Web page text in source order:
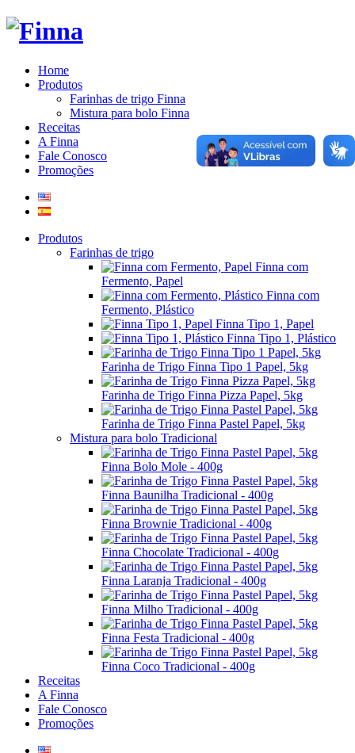
Home
Produtos
Farinhas de trigo Finna
Mistura para bolo Finna
Receitas
A Finna
Fale Conosco
Promoções
Produtos
Farinhas de trigo
Finna com
Fermento, Papel
Finna com
Fermento, Plástico
Finna Tipo 1, Papel
Finna Tipo 1, Plástico
Farinha de Trigo Finna Tipo 1 Papel, 5kg
Farinha de Trigo Finna Pizza Papel, 5kg
Farinha de Trigo Finna Pastel Papel, 5kg
Mistura para bolo Tradicional
Finna Bolo Mole - 400g
Finna Baunilha Tradicional - 400g
Finna Brownie Tradicional - 400g
Finna Chocolate Tradicional - 400g
Finna Laranja Tradicional - 400g
Finna Milho Tradicional - 400g
Finna Festa Tradicional - 400g
Finna Coco Tradicional - 400g
Receitas
A Finna
Fale Conosco
Promoções